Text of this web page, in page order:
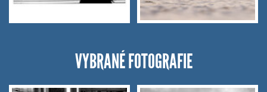
VYBRANÉ FOTOGRAFIE